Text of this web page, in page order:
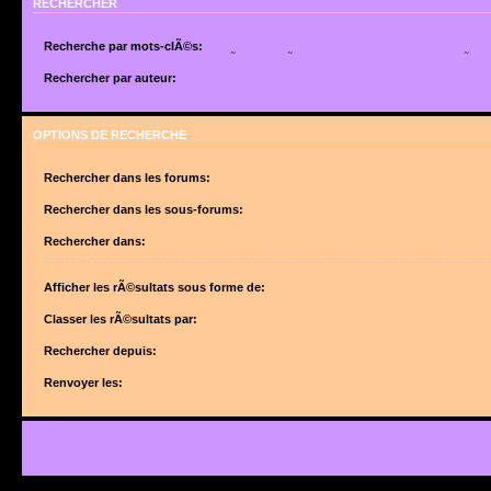
RECHERCHER
Recherche par mots-clÃ©s:
suite de mots sÃ©parÃ©s par des
Utilisez un * comme joker pour des recherches partielles.
Rechercher par auteur:
OPTIONS DE RECHERCHE
Rechercher dans les forums:
forums sont automatiquement inclus si vous ne dÃ©sactivez pas lâ€™option ci-
Rechercher dans les sous-forums:
Rechercher dans:
Afficher les rÃ©sultats sous forme de:
Classer les rÃ©sultats par:
Rechercher depuis:
Renvoyer les: